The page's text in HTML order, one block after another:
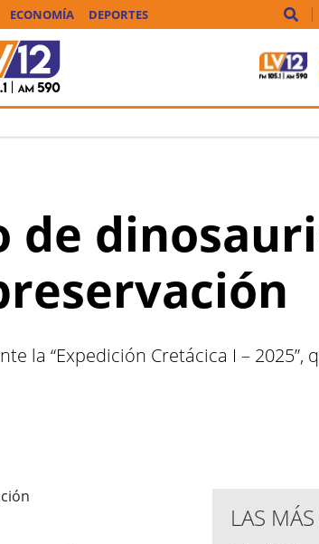
ECONOMÍA DEPORTES
de
la “Expedición Cretácica I – 2025”,
LAS